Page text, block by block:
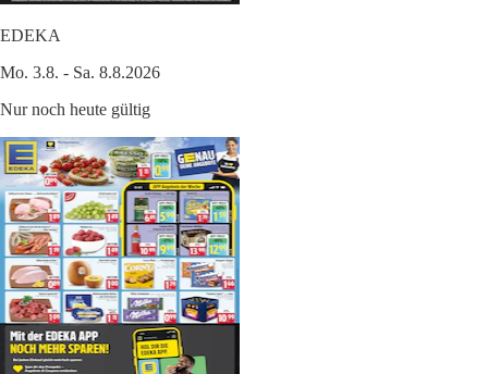
EDEKA
Mo. 3.8. - Sa. 8.8.2026
Nur noch heute gültig